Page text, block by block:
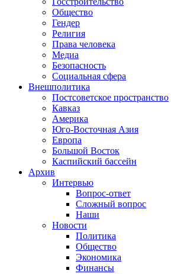
Общество
Гендер
Религия
Права человека
Медиа
Безопасность
Социальная сфера
Внешполитика
Постсоветское пространство
Кавказ
Америка
Юго-Восточная Азия
Европа
Большой Восток
Каспийский бассейн
Архив
Интервью
Вопрос-ответ
Сложный вопрос
Наши
Новости
Политика
Общество
Экономика
Финансы